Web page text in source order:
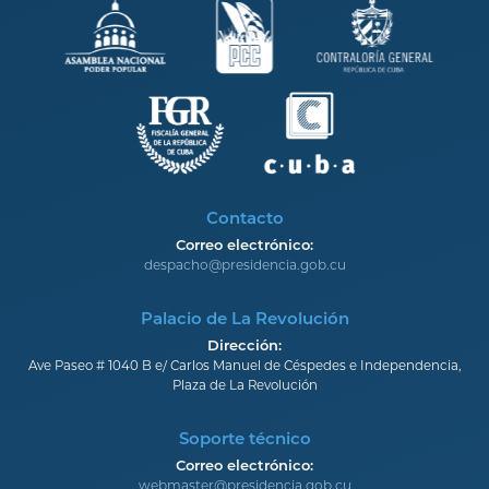
Contacto
Correo electrónico:
despacho@presidencia.gob.cu
Palacio de La Revolución
Dirección:
Ave Paseo # 1040 B e/ Carlos Manuel de Céspedes e Independencia,
Plaza de La Revolución
Soporte técnico
Correo electrónico:
webmaster@presidencia.gob.cu